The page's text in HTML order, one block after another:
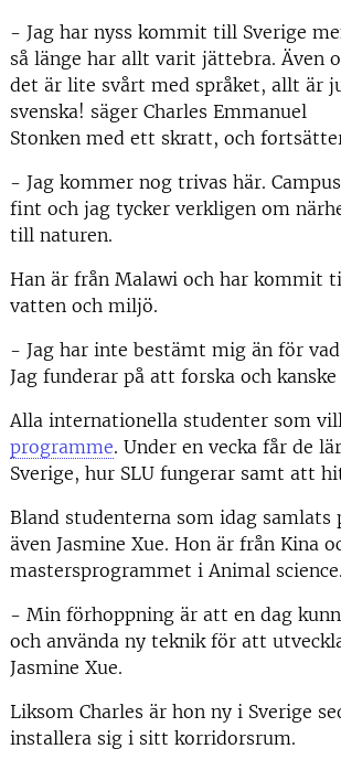
- Jag har nyss kommit till Sverige
så länge har allt varit jättebra. Även
det är lite svårt med språket, allt är
svenska! säger Charles Emmanuel
Stonken med ett skratt, och
- Jag kommer nog trivas här.
fint och jag tycker verkligen om
till naturen.
Han är från Malawi och har kommit
vatten och miljö.
- Jag har inte bestämt mig än för
Jag funderar på att forska och
Alla internationella studenter som
programme. Under en vecka får de
Sverige, hur SLU fungerar samt att
Bland studenterna som idag
även Jasmine Xue. Hon är från Kina
mastersprogrammet i Animal science.
- Min förhoppning är att en dag
och använda ny teknik för att
Jasmine Xue.
Liksom Charles är hon ny i Sverige
installera sig i sitt korridorsrum.